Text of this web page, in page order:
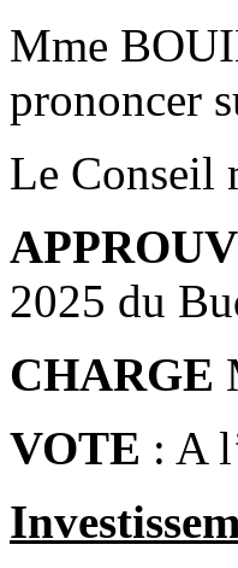
Mme
prononcer
Le Conseil
2025 du
CHARGE
VOTE : A